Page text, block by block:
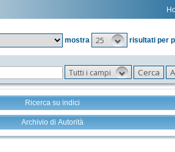
mostra
25 risultati per
Tutti i campi
Ricerca su indici
Archivio di Autorità